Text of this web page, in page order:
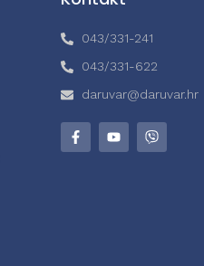
043/331-241
043/331-622
daruvar@daruvar.hr